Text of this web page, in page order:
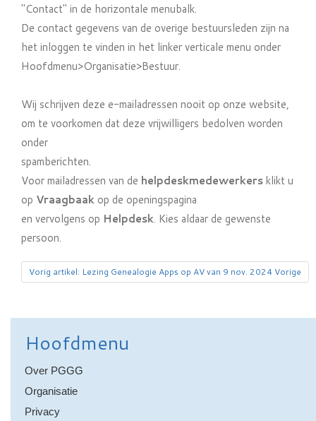
"Contact" in de horizontale menubalk.
De contact gegevens van de overige bestuursleden zijn na
het inloggen te vinden in het linker verticale menu onder
Hoofdmenu>Organisatie>Bestuur.
Wij schrijven deze e-mailadressen nooit op onze website,
om te voorkomen dat deze vrijwilligers bedolven worden
onder
spamberichten.
Voor mailadressen van de helpdeskmedewerkersklikt u
op Vraagbaak op de openingspagina
en vervolgens op Helpdesk. Kies aldaar de gewenste
persoon.
Vorig artikel: Lezing Genealogie Apps op AV van 9 nov. 2024 Vorige
Hoofdmenu
Over PGGG
Organisatie
Privacy